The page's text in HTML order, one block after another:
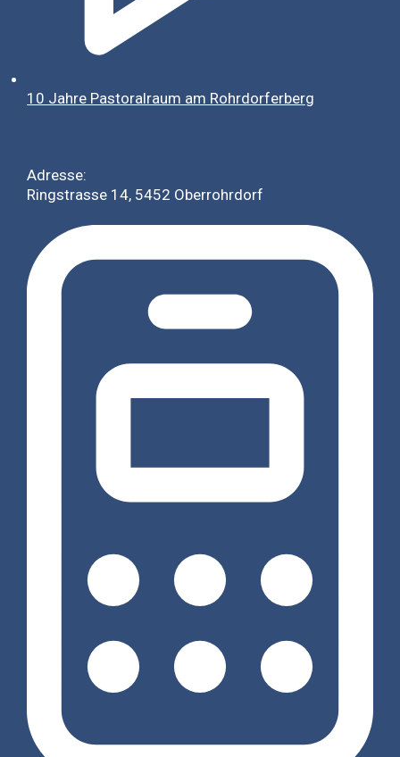
10 Jahre Pastoralraum am Rohrdorferberg
Adresse:
Ringstrasse 14, 5452 Oberrohrdorf